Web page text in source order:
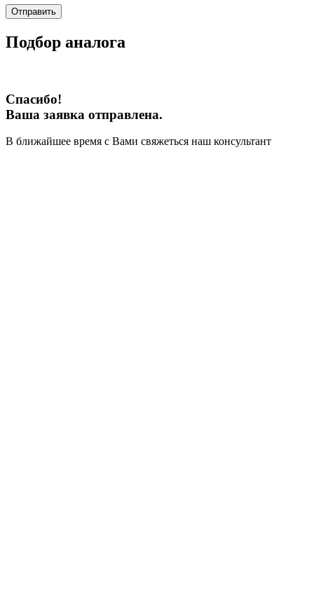
Отправить
Подбор аналога
Спасибо!
Ваша заявка отправлена.
В ближайшее время с Вами свяжеться наш консультант